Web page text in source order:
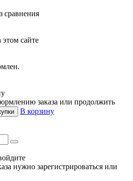
сравнения
сайте
заказа или продолжить
В корзину
нужно зарегистрироваться или